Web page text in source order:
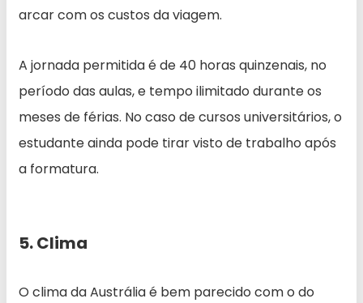
arcar com os custos da viagem.
A jornada permitida é de 40 horas quinzenais, no
período das aulas, e tempo ilimitado durante os
meses de férias. No caso de cursos universitários, o
estudante ainda pode tirar visto de trabalho após
a formatura.
5. Clima
O clima da Austrália é bem parecido com o do